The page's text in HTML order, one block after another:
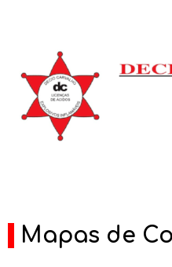
Mapas de